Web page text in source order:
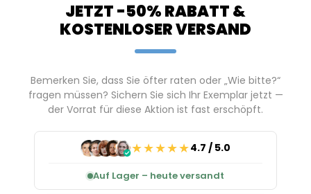
JETZT -50% RABATT &
KOSTENLOSER VERSAND
Bemerken Sie, dass Sie öfter raten oder „Wie bitte?“
fragen müssen? Sichern Sie sich Ihr Exemplar jetzt —
der Vorrat für diese Aktion ist fast erschöpft.
★★★★★4.7 / 5.0
Auf Lager – heute versandt